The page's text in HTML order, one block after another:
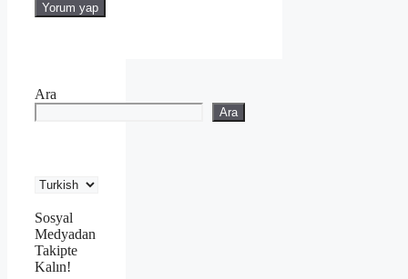
Ara
Ara
Sosyal
Medyadan
Takipte
Kalın!